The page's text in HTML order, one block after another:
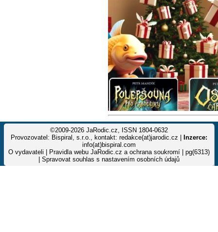
©2009-2026 JaRodic.cz, ISSN 1804-0632
Provozovatel: Bispiral, s.r.o., kontakt: redakce(at)jarodic.cz |
Inzerce:
info(at)bispiral.com
O vydavateli
Pravidla webu JaRodic.cz a ochrana soukromí | pg(6313)
Spravovat souhlas s nastavením osobních údajů